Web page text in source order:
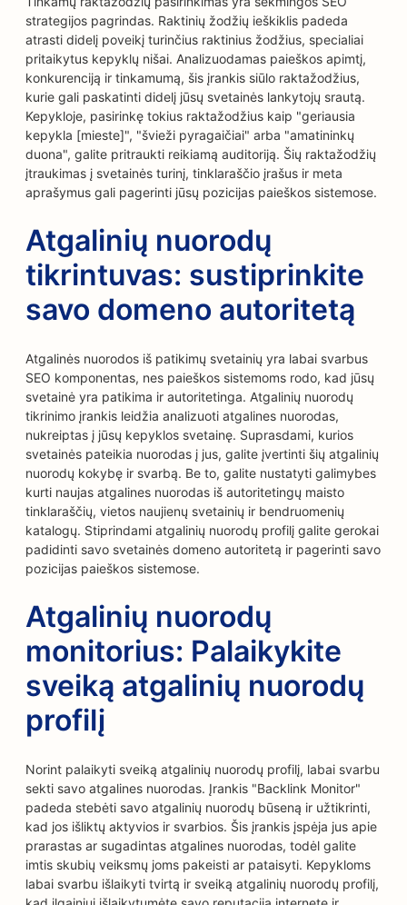
strategijos pagrindas. Raktinių žodžių ieškiklis padeda
atrasti didelį poveikį turinčius raktinius žodžius, specialiai
pritaikytus kepyklų nišai. Analizuodamas paieškos apimtį,
konkurenciją ir tinkamumą, šis įrankis siūlo raktažodžius,
kurie gali paskatinti didelį jūsų svetainės lankytojų srautą.
Kepykloje, pasirinkę tokius raktažodžius kaip "geriausia
kepykla [mieste]", "švieži pyragaičiai" arba "amatininkų
duona", galite pritraukti reikiamą auditoriją. Šių raktažodžių
įtraukimas į svetainės turinį, tinklaraščio įrašus ir meta
aprašymus gali pagerinti jūsų pozicijas paieškos sistemose.
Atgalinių nuorodų
tikrintuvas: sustiprinkite
savo domeno autoritetą
Atgalinės nuorodos iš patikimų svetainių yra labai svarbus
SEO komponentas, nes paieškos sistemoms rodo, kad jūsų
svetainė yra patikima ir autoritetinga. Atgalinių nuorodų
tikrinimo įrankis leidžia analizuoti atgalines nuorodas,
nukreiptas į jūsų kepyklos svetainę. Suprasdami, kurios
svetainės pateikia nuorodas į jus, galite įvertinti šių atgalinių
nuorodų kokybę ir svarbą. Be to, galite nustatyti galimybes
kurti naujas atgalines nuorodas iš autoritetingų maisto
tinklaraščių, vietos naujienų svetainių ir bendruomenių
katalogų. Stiprindami atgalinių nuorodų profilį galite gerokai
padidinti savo svetainės domeno autoritetą ir pagerinti savo
pozicijas paieškos sistemose.
Atgalinių nuorodų
monitorius: Palaikykite
sveiką atgalinių nuorodų
profilį
Norint palaikyti sveiką atgalinių nuorodų profilį, labai svarbu
sekti savo atgalines nuorodas. Įrankis "Backlink Monitor"
padeda stebėti savo atgalinių nuorodų būseną ir užtikrinti,
kad jos išliktų aktyvios ir svarbios. Šis įrankis įspėja jus apie
prarastas ar sugadintas atgalines nuorodas, todėl galite
imtis skubių veiksmų joms pakeisti ar pataisyti. Kepykloms
labai svarbu išlaikyti tvirtą ir sveiką atgalinių nuorodų profilį,